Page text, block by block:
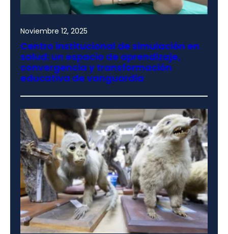
Noviembre 12, 2025
Centro institucional de simulación en
salud: un espacio de aprendizaje,
convergencia y transformación
educativa de vanguardia